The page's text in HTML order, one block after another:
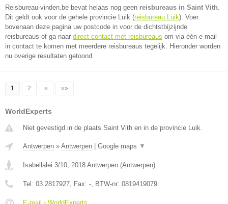
Reisbureau-vinden.be bevat helaas nog geen reisbureaus in Saint Vith.
Dit geldt ook voor de gehele provincie Luik (reisbureau Luik). Voer
bovenaan deze pagina uw postcode in voor de dichtstbijzijnde
reisbureaus of ga naar direct contact met reisbureaus om via één e-mail
in contact te komen met meerdere reisbureaus tegelijk. Hieronder worden
nu overige resultaten getoond.
1 2 » »»
WorldExperts
Niet gevestigd in de plaats Saint Vith en in de provincie Luik.
Antwerpen » Antwerpen Google maps ▼
Isabellalei 3/10, 2018 Antwerpen (Antwerpen)
Tel: 03 2817927, Fax: -, BTW-nr: 0819419079